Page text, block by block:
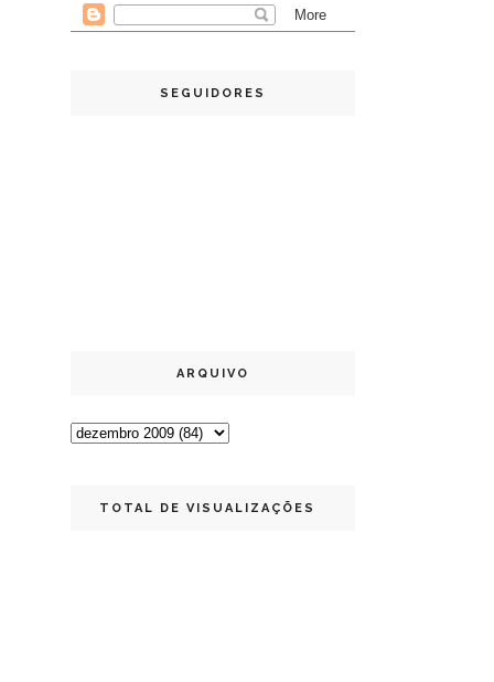
SEGUIDORES
ARQUIVO
TOTAL DE VISUALIZAÇÕES